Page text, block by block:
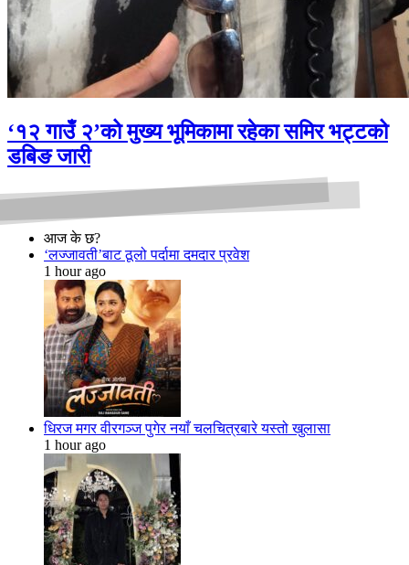
‘१२ गाउँ २’को मुख्य भूमिकामा रहेका समिर भट्टको
डबिङ जारी
आज के छ?
‘लज्जावती’बाट ठूलो पर्दामा दमदार प्रवेश
1 hour ago
धिरज मगर वीरगञ्ज पुगेर नयाँ चलचित्रबारे यस्तो खुलासा
1 hour ago